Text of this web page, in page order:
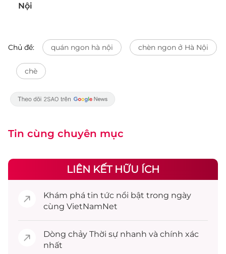
Nội
Chủ đề: quán ngon hà nội chèn ngon ở Hà Nội
chè
Tin cùng chuyên mục
LIÊN KẾT HỮU ÍCH
Khám phá tin tức nổi bật trong ngày
cùng VietNamNet
Dòng chảy Thời sự nhanh và chính xác
nhất